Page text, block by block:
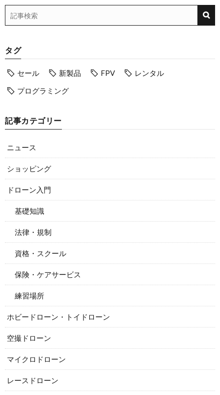
タグ
セール 新製品 FPV
レンタル
プログラミング
記事カテゴリー
ニュース
ショッピング
ドローン入門
基礎知識
法律・規制
資格・スクール
保険・ケアサービス
練習場所
ホビードローン・トイドローン
空撮ドローン
マイクロドローン
レースドローン